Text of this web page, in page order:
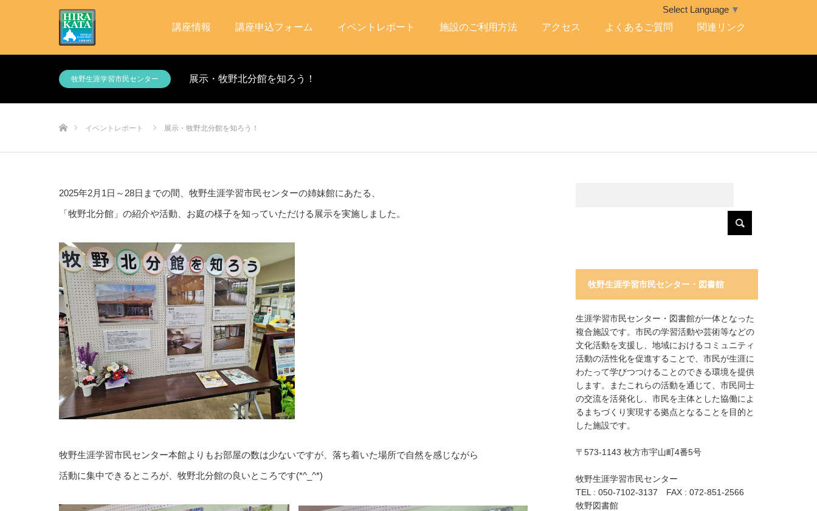
講座情報 講座申込フォーム イベントレポート 施設のご利用方法 アクセス よくあるご質問 関連リンク
Select Language ▼
牧野生涯学習市民センター 展示・牧野北分館を知ろう！
イベントレポート 展示・牧野北分館を知ろう！
2025年2月1日～28日までの間、牧野生涯学習市民センターの姉妹館にあたる、
「牧野北分館」の紹介や活動、お庭の様子を知っていただける展示を実施しました。
牧野生涯学習市民センター本館よりもお部屋の数は少ないですが、落ち着いた場所で自然を感じながら
活動に集中できるところが、牧野北分館の良いところです(*^_^*)
牧野生涯学習市民センター・図書館
生涯学習市民センター・図書館が一体となった
複合施設です。市民の学習活動や芸術等などの
文化活動を支援し、地域におけるコミュニティ
活動の活性化を促進することで、市民が生涯に
わたって学びつつけることのできる環境を提供
します。またこれらの活動を通じて、市民同士
の交流を活発化し、市民を主体とした協働によ
るまちづくり実現する拠点となることを目的と
した施設です。
〒573-1143 枚方市宇山町4番5号
牧野生涯学習市民センター
TEL : 050-7102-3137 FAX : 072-851-2566
牧野図書館